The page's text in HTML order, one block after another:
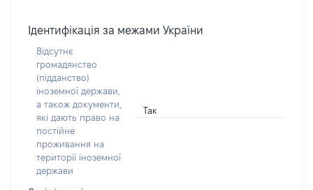
Ідентифікація за межами України
Відсутнє
громадянство
(підданство)
іноземної держави,
а також документи,
які дають право на
постійне
проживання на
території іноземної
держави
Так